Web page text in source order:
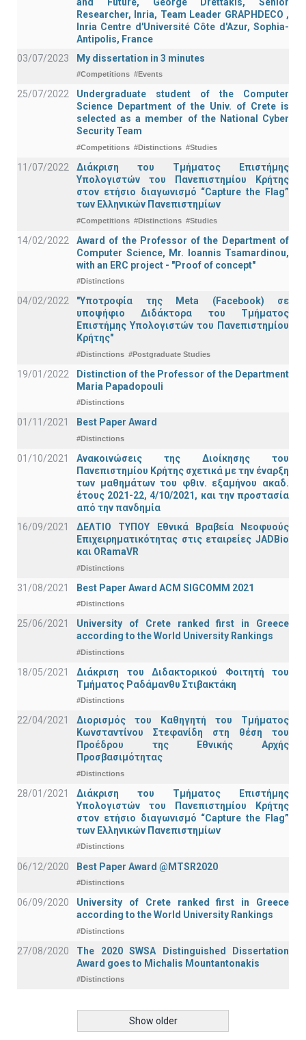
Researcher, Inria, Team Leader GRAPHDECO ,
Inria Centre d'Université Côte d'Azur, Sophia-
Antipolis, France
03/07/2023
My dissertation in 3 minutes
#Competitions #Events
25/07/2022
Undergraduate student of the Computer
Science Department of the Univ. of Crete is
selected as a member of the National Cyber
Security Team
#Competitions #Distinctions #Studies
11/07/2022
Διάκριση του Τμήματος Επιστήμης
Υπολογιστών του Πανεπιστημίου Κρήτης
στον ετήσιο διαγωνισμό “Capture the Flag”
των Ελληνικών Πανεπιστημίων
#Competitions #Distinctions #Studies
14/02/2022
Award of the Professor of the Department of
Computer Science, Mr. Ioannis Tsamardinou,
with an ERC project - "Proof of concept"
#Distinctions
04/02/2022
"Υποτροφία της Meta (Facebook) σε
υποψήφιο Διδάκτορα του Τμήματος
Επιστήμης Υπολογιστών του Πανεπιστημίου
Κρήτης"
#Distinctions #Postgraduate Studies
19/01/2022
Distinction of the Professor of the Department
Maria Papadopouli
#Distinctions
01/11/2021 Best Paper Award
#Distinctions
01/10/2021
Ανακοινώσεις της Διοίκησης του
Πανεπιστημίου Κρήτης σχετικά με την έναρξη
των μαθημάτων του φθιν. εξαμήνου ακαδ.
έτους 2021-22, 4/10/2021, και την προστασία
από την πανδημία
16/09/2021
ΔΕΛΤΙΟ ΤΥΠΟΥ Εθνικά Βραβεία Νεοφυούς
Επιχειρηματικότητας στις εταιρείες JADBio
και ORamaVR
#Distinctions
31/08/2021 Best Paper Award ACM SIGCOMM 2021
#Distinctions
25/06/2021
University of Crete ranked first in Greece
according to the World University Rankings
#Distinctions
18/05/2021
Διάκριση του Διδακτορικού Φοιτητή του
Τμήματος Ραδάμανθυ Στιβακτάκη
#Distinctions
22/04/2021
Διορισμός του Καθηγητή του Τμήματος
Κωνσταντίνου Στεφανίδη στη θέση του
Προέδρου της Εθνικής Αρχής
Προσβασιμότητας
#Distinctions
28/01/2021
Διάκριση του Τμήματος Επιστήμης
Υπολογιστών του Πανεπιστημίου Κρήτης
στον ετήσιο διαγωνισμό “Capture the Flag”
των Ελληνικών Πανεπιστημίων
#Distinctions
06/12/2020 Best Paper Award @MTSR2020
#Distinctions
06/09/2020
University of Crete ranked first in Greece
according to the World University Rankings
#Distinctions
27/08/2020
The 2020 SWSA Distinguished Dissertation
Award goes to Michalis Mountantonakis
#Distinctions
Show older